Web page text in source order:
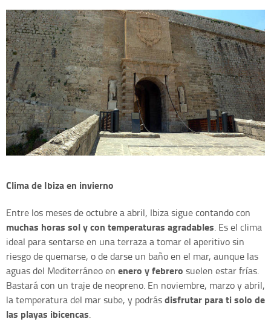
Clima de Ibiza en invierno
Entre los meses de octubre a abril, Ibiza sigue contando con
muchas horas sol y con temperaturas agradables. Es el clima
ideal para sentarse en una terraza a tomar el aperitivo sin
riesgo de quemarse, o de darse un baño en el mar, aunque las
aguas del Mediterráneo en enero y febrero suelen estar frías.
Bastará con un traje de neopreno. En noviembre, marzo y abril,
la temperatura del mar sube, y podrásdisfrutar para ti solo de
las playas ibicencas.